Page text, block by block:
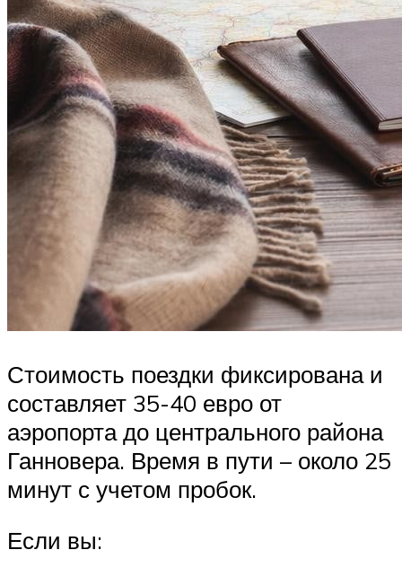
Стоимость поездки фиксирована и
составляет 35-40 евро от
аэропорта до центрального района
Ганновера. Время в пути – около 25
минут с учетом пробок.
Если вы: